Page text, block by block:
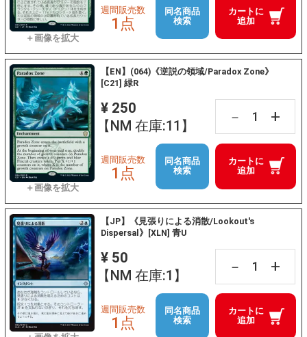
カートに
追加
週間販売数
1点
同名商品
検索
【EN】(064)《逆説の領域/Paradox Zone》
[C21] 緑R
¥ 250
【NM 在庫:11】
－ +
カートに
追加
週間販売数
1点
同名商品
検索
【JP】《見張りによる消散/Lookout's
Dispersal》[XLN] 青U
¥ 50
【NM 在庫:1】
－ +
カートに
追加
週間販売数
1点
同名商品
検索